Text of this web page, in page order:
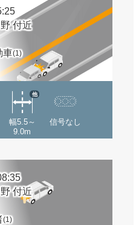
付近
車(1)
幅5.5～
9.0m
他
信号なし
付近
(1)